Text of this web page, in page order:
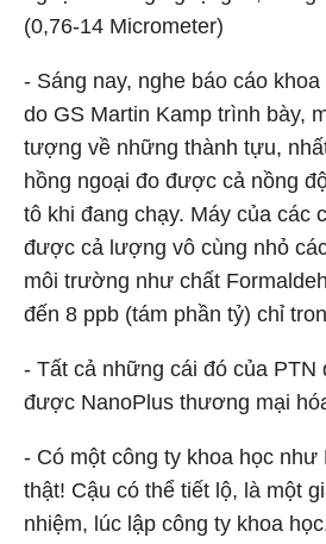
(0,76-14 Micrometer)
- Sáng nay, nghe báo cáo
do GS Martin Kamp trình bày,
tượng về những thành tựu,
hồng ngoại đo được cả nồng
tô khi đang chạy. Máy của các
được cả lượng vô cùng nhỏ
môi trường như chất
đến 8 ppb (tám phần tỷ) chỉ
- Tất cả những cái đó của PTN
được NanoPlus thương mại
- Có một công ty khoa học như
thật! Cậu có thể tiết lộ, là một
nhiệm, lúc lập công ty khoa